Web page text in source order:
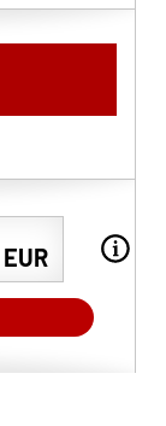
EUR